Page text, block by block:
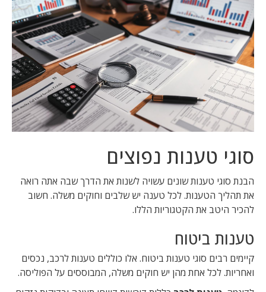
סוגי טענות נפוצים
הבנת סוגי טענות שונים עשויה לשנות את הדרך שבה אתה רואה
את תהליך הטענות. לכל טענה יש שלבים וחוקים משלה. חשוב
להכיר היטב את הקטגוריות הללו.
טענות ביטוח
קיימים רבים סוגי טענות ביטוח. אלו כוללים טענות לרכב, נכסים
ואחריות. לכל אחת מהן יש חוקים משלה, המבוססים על הפוליסה.